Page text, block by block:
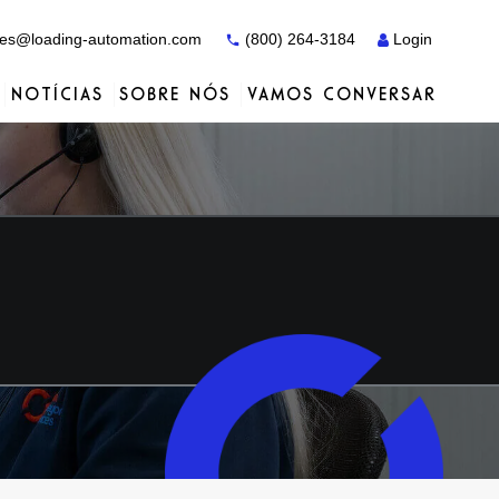
automation.com (800) 264-3184 Login
Estudos de caso
Estudos de caso
Serviços
NOTÍCIAS SOBRE NÓS
Distribuidores
VAMOS CONVERSAR